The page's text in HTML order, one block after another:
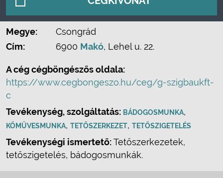
Megye:
Csongrád
Cím:
6900 Makó, Lehel u. 22.
A cég cégböngészős oldala:
https://www.cegbongeszo.hu/ceg/g-szigbaukft-
c
Tevékenység, szolgáltatás: BÁDOGOSMUNKA,
KŐMŰVESMUNKA, TETŐSZERKEZET, TETŐSZIGETELÉS
Tevékenységi ismertető:Tetőszerkezetek,
tetőszigetelés, bádogosmunkák.